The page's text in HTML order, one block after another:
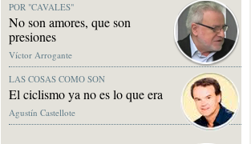
POR "CAVALES"
No son amores, que son
presiones
Víctor Arrogante
LAS COSAS COMO SON
El ciclismo ya no es lo que era
Agustín Castellote